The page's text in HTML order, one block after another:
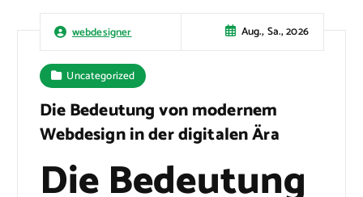
webdesigner Aug., Sa., 2026
Uncategorized
Die Bedeutung von modernem
Webdesign in der digitalen Ära
Die Bedeutung